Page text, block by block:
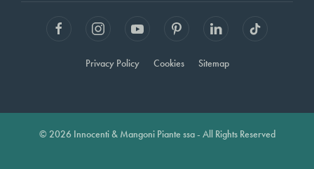
Privacy Policy Cookies Sitemap
© 2026 Innocenti & Mangoni Piante ssa - All Rights Reserved